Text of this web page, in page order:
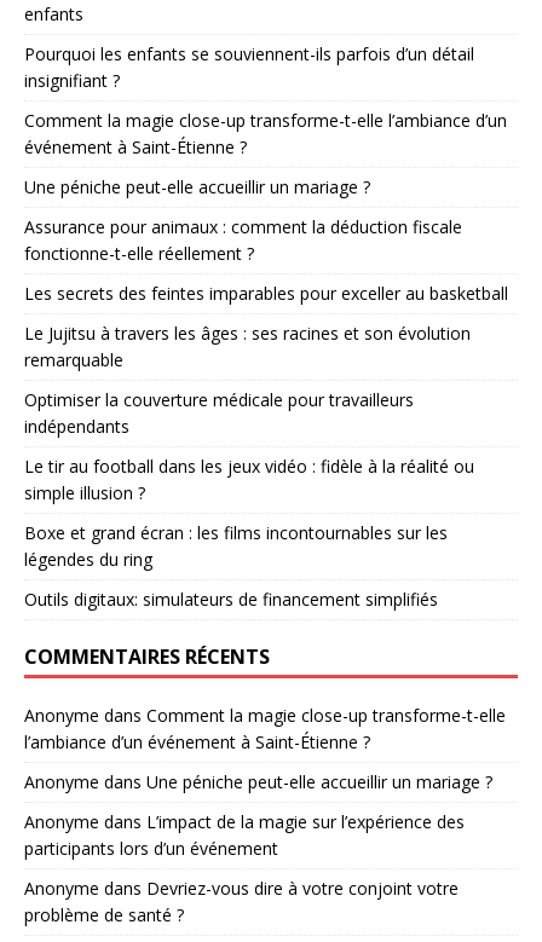
enfants
Pourquoi les enfants se souviennent-ils parfois d’un détail
insignifiant ?
Comment la magie close-up transforme-t-elle l’ambiance d’un
événement à Saint-Étienne ?
Une péniche peut-elle accueillir un mariage ?
Assurance pour animaux : comment la déduction fiscale
fonctionne-t-elle réellement ?
Les secrets des feintes imparables pour exceller au basketball
Le Jujitsu à travers les âges : ses racines et son évolution
remarquable
Optimiser la couverture médicale pour travailleurs
indépendants
Le tir au football dans les jeux vidéo : fidèle à la réalité ou
simple illusion ?
Boxe et grand écran : les films incontournables sur les
légendes du ring
Outils digitaux: simulateurs de financement simplifiés
COMMENTAIRES RÉCENTS
Anonyme dans Comment la magie close-up transforme-t-elle
l’ambiance d’un événement à Saint-Étienne ?
Anonyme dans Une péniche peut-elle accueillir un mariage ?
Anonyme dans L’impact de la magie sur l’expérience des
participants lors d’un événement
Anonyme dans Devriez-vous dire à votre conjoint votre
problème de santé ?